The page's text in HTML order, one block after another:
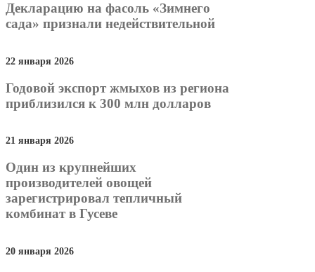
Декларацию на фасоль «Зимнего
сада» признали недействительной
22 января 2026
Годовой экспорт жмыхов из региона
приблизился к 300 млн долларов
21 января 2026
Один из крупнейших
производителей овощей
зарегистрировал тепличный
комбинат в Гусеве
20 января 2026